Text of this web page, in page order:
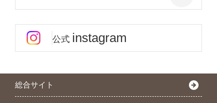
公式 instagram
総合サイト